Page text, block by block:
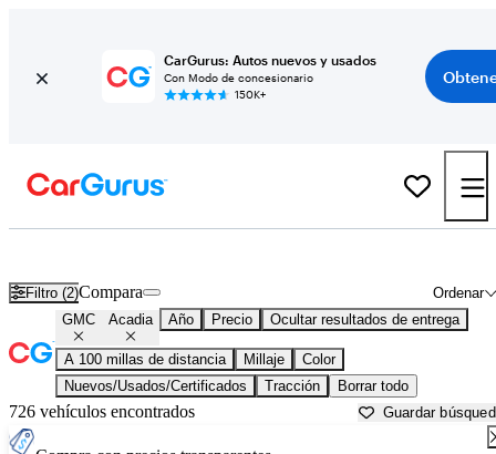
CarGurus: Autos nuevos y usados
Con Modo de concesionario
150K+
Filtro (2) Ordenar
Compara
GMC Acadia Año Precio Ocultar resultados de entrega
A 100 millas de distancia Millaje
Color
Nuevos/Usados/Certificados
Tracción Borrar todo
726 vehículos encontrados Guardar